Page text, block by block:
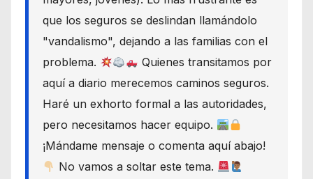
que los seguros se deslindan llamándolo
"vandalismo", dejando a las familias con el
problema.
Quienes transitamos por
aquí a diario merecemos caminos seguros.
Haré un exhorto formal a las autoridades,
pero necesitamos hacer equipo.
¡Mándame mensaje o comenta aquí abajo!
No vamos a soltar este tema.